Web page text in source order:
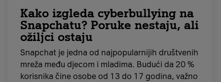
Kako izgleda cyberbullying na
Snapchatu? Poruke nestaju, ali
ožiljci ostaju
Snapchat je jedna od najpopularnijih društvenih
mreža među djecom i mladima. Budući da 20 %
korisnika čine osobe od 13 do 17 godina, važno